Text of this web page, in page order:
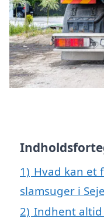
1) Hvad kan et
slamsuger i
2) Indhent